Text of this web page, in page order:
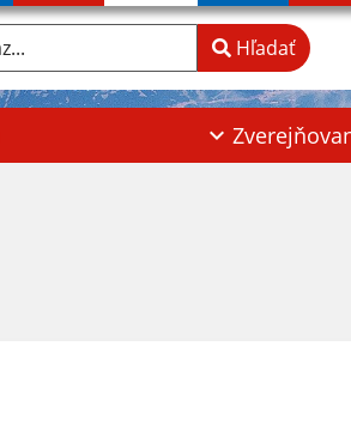
Hľadať